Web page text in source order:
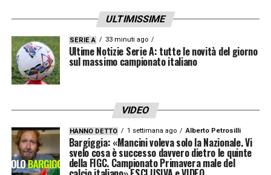
l’urto della corazzata nerazzurra
dimostrando che il lavoro svolto dallo staff
tecnico va oltre le individualità.
Un segnale al campionato
Il pareggio del Meazza e le parole di De
servono a compattare l’ambiente
in vista del girone di ritorno. Il messaggio è
chiaro: se questo Napoli, decimato dagli
ULTIMISSIME
SERIE A 33 minuti ago
Ultime Notizie Serie A: tutte le novità del giorno
sul massimo campionato italiano
VIDEO
HANNO DETTO 1 settimana ago Alberto Petrosilli
Bargiggia: «Mancini voleva solo la Nazionale. Vi
svelo cosa è successo davvero dietro le quinte
della FIGC. Campionato Primavera male del